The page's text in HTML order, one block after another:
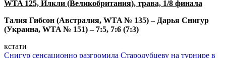
WTA 125, Илкли (Великобритания), трава, 1/8 финала
Талия Гибсон (Австралия, WTA № 135) – Дарья Снигур
(Украина, WTA № 151) – 7:5, 7:6 (7:3)
кстати
Снигур сенсационно разгромила Стародубцеву на турнире в